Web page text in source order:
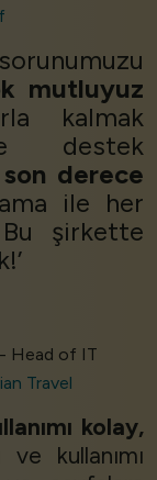
mutluyuz
kalmak
destek
son derece
ile her
şirkette
Head of IT
Travel
kolay,
ve kullanımı